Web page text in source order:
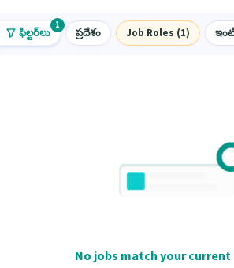
ఫిల్టర్‌లు
1
ప్రదేశం Job Roles (1)
No jobs match your